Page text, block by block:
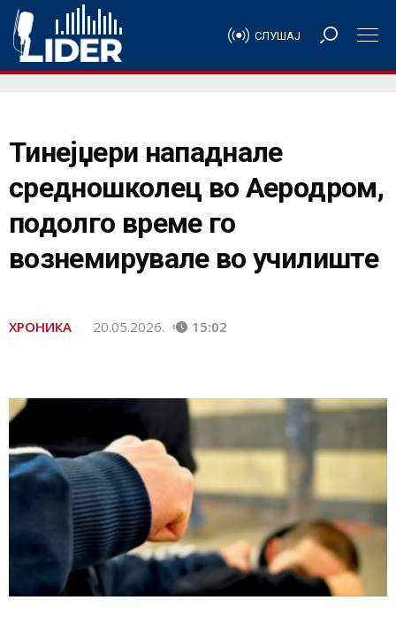
СЛУШАЈ
Тинејџери нападнале
средношколец во Аеродром,
подолго време го
вознемирувале во училиште
ХРОНИКА 20.05.2026. 15:02